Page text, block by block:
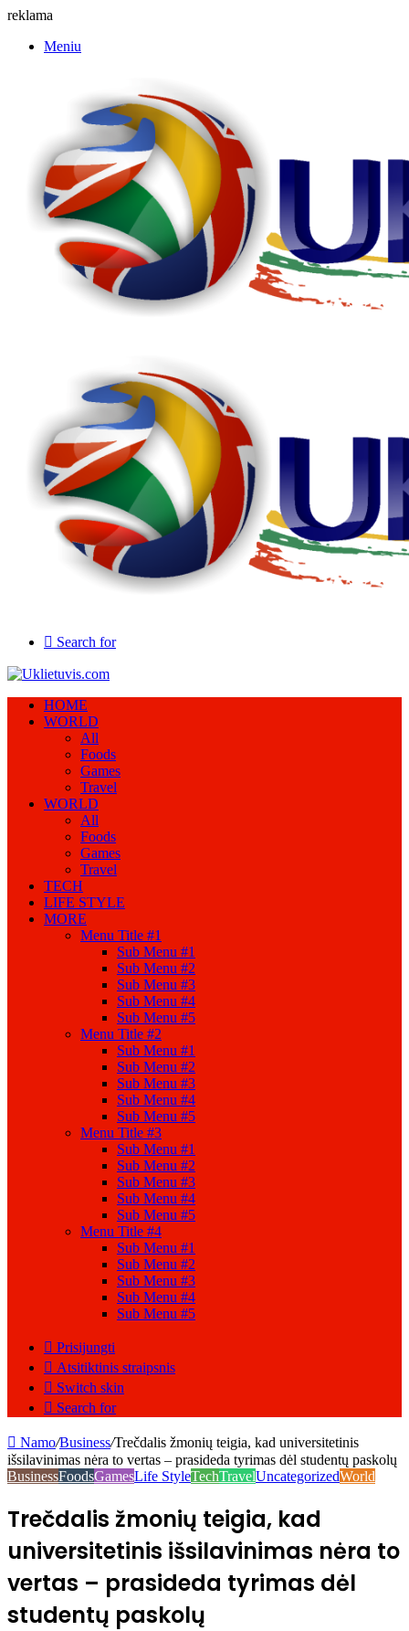
reklama
Meniu
Search for
HOME
WORLD
All
Foods
Games
Travel
WORLD
All
Foods
Games
Travel
TECH
LIFE STYLE
MORE
Menu Title #1
Sub Menu #1
Sub Menu #2
Sub Menu #3
Sub Menu #4
Sub Menu #5
Menu Title #2
Sub Menu #1
Sub Menu #2
Sub Menu #3
Sub Menu #4
Sub Menu #5
Menu Title #3
Sub Menu #1
Sub Menu #2
Sub Menu #3
Sub Menu #4
Sub Menu #5
Menu Title #4
Sub Menu #1
Sub Menu #2
Sub Menu #3
Sub Menu #4
Sub Menu #5
Prisijungti
Atsitiktinis straipsnis
Switch skin
Search for
Namo/Business/Trečdalis žmonių teigia, kad universitetinis
išsilavinimas nėra to vertas – prasideda tyrimas dėl studentų paskolų
BusinessFoodsGamesLife StyleTechTravelUncategorizedWorld
Trečdalis žmonių teigia, kad
universitetinis išsilavinimas nėra to
vertas – prasideda tyrimas dėl
studentų paskolų